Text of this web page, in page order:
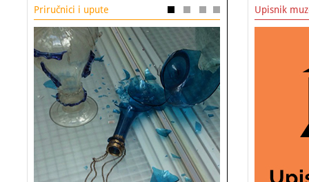
Priručnici i upute Upisnik